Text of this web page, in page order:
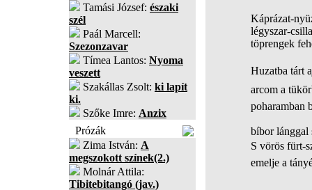
Tamási József: északi
szél
Paál Marcell:
Szezonzavar
Tímea Lantos: Nyoma
veszett
Szakállas Zsolt: ki lapít
ki.
Szőke Imre: Anzix
Prózák
Zima István: A
megszokott színek(2.)
Molnár Attila:
Tibitebitangó (jav.)
Káprázat-
légyszar-
töprengek
Huzatba tárt
arcom a
poharamban
bíbor lánggal
S vörös fürt-
emelje a